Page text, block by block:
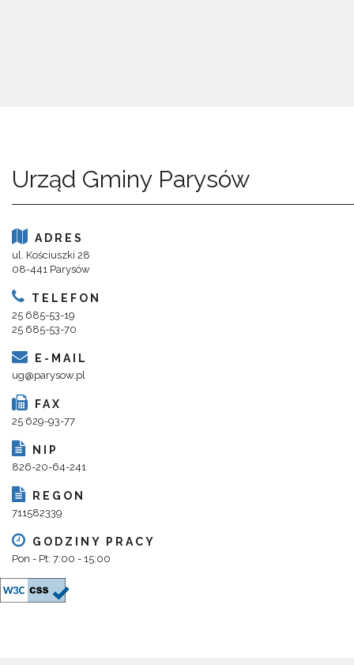
Urząd Gminy Parysów
ADRES
ul. Kościuszki 28
08-441 Parysów
TELEFON
25 685-53-19
25 685-53-70
E-MAIL
ug@parysow.pl
FAX
25 629-93-77
NIP
826-20-64-241
REGON
711582339
GODZINY PRACY
Pon - Pt: 7:00 - 15:00